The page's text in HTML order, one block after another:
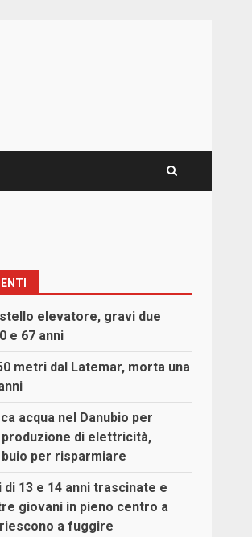
elevatore, gravi due
e 67 anni
metri dal Latemar, morta una
acqua nel Danubio per
di elettricità,
per risparmiare
di 13 e 14 anni trascinate e
giovani in pieno centro a
a fuggire